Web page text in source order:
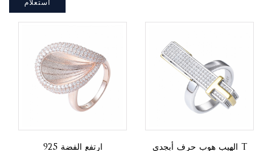
استعلام
925 ارتفع الفضة
الهيب هوب حرف أبجدي T